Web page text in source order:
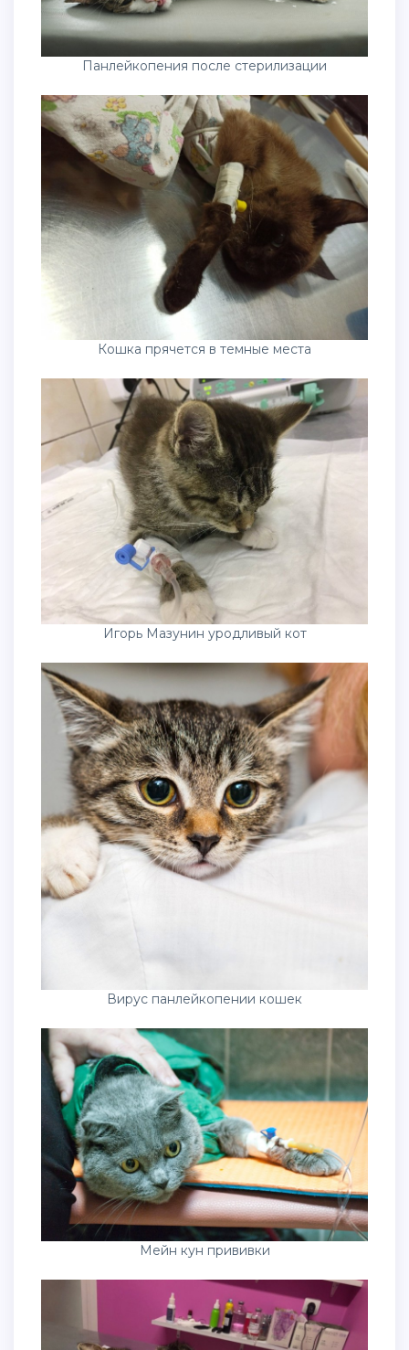
Панлейкопения после стерилизации
Кошка прячется в темные места
Игорь Мазунин уродливый кот
Вирус панлейкопении кошек
Мейн кун прививки